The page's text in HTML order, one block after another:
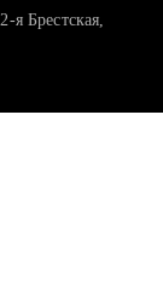
я Брестская,